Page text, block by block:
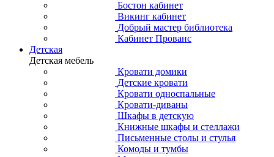
Бостон кабинет
Викинг кабинет
Добрый мастер библиотека
Кабинет Прованс
Детская
Детская мебель
Кровати домики
Детские кровати
Кровати односпальные
Кровати-диваны
Шкафы в детскую
Книжные шкафы и стеллажи
Письменные столы и стулья
Комоды и тумбы